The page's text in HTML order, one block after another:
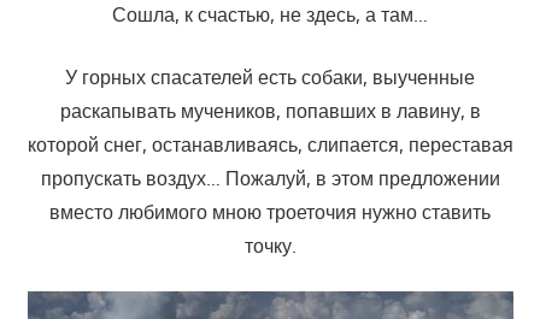
Сошла, к счастью, не здесь, а там…
У горных спасателей есть собаки, выученные
раскапывать мучеников, попавших в лавину, в
которой снег, останавливаясь, слипается, переставая
пропускать воздух… Пожалуй, в этом предложении
вместо любимого мною троеточия нужно ставить
точку.